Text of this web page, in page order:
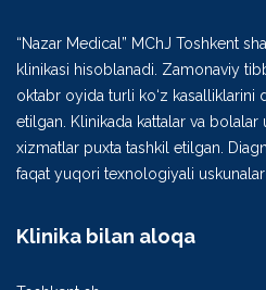
“Nazar Medical” MChJ Toshkent
klinikasi hisoblanadi. Zamonaviy
oktabr oyida turli ko‘z kasalliklarini
etilgan. Klinikada kattalar va bolalar
xizmatlar puxta tashkil etilgan.
faqat yuqori texnologiyali uskunalar
Klinika bilan aloqa